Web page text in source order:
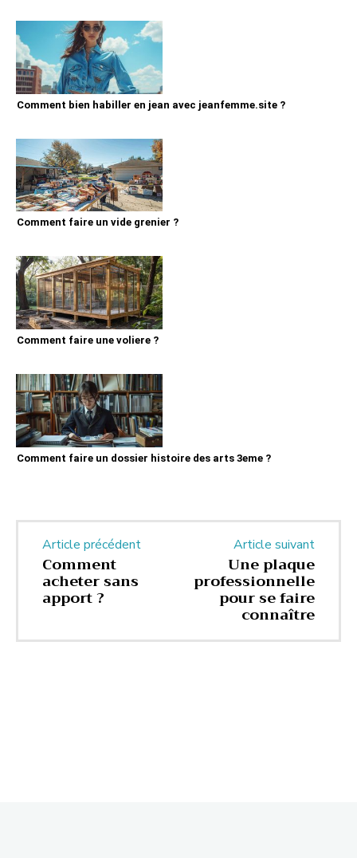
Comment bien habiller en jean avec jeanfemme.site ?
Comment faire un vide grenier ?
Comment faire une voliere ?
Comment faire un dossier histoire des arts 3eme ?
Article précédent
Comment
acheter sans
apport ?
Article suivant
Une plaque
professionnelle
pour se faire
connaître